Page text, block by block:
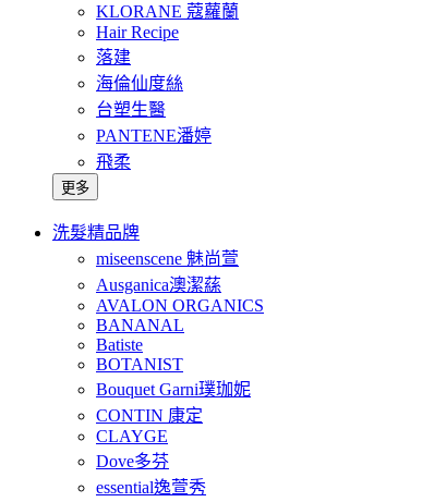
KLORANE 蔻蘿蘭
Hair Recipe
落建
海倫仙度絲
台塑生醫
PANTENE潘婷
飛柔
更多
洗髮精品牌
miseenscene 魅尚萱
Ausganica澳潔蕬
AVALON ORGANICS
BANANAL
Batiste
BOTANIST
Bouquet Garni璞珈妮
CONTIN 康定
CLAYGE
Dove多芬
essential逸萱秀